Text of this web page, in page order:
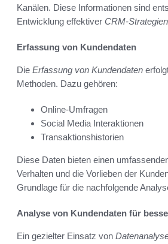
Kanälen. Diese Informationen sind
Entwicklung effektiver CRM-Strategien
Erfassung von Kundendaten
Die Erfassung von Kundendaten
Methoden. Dazu gehören:
Online-Umfragen
Social Media Interaktionen
Transaktionshistorien
Diese Daten bieten einen
Verhalten und die Vorlieben der
Grundlage für die nachfolgende
Analyse von Kundendaten für
Ein gezielter Einsatz von